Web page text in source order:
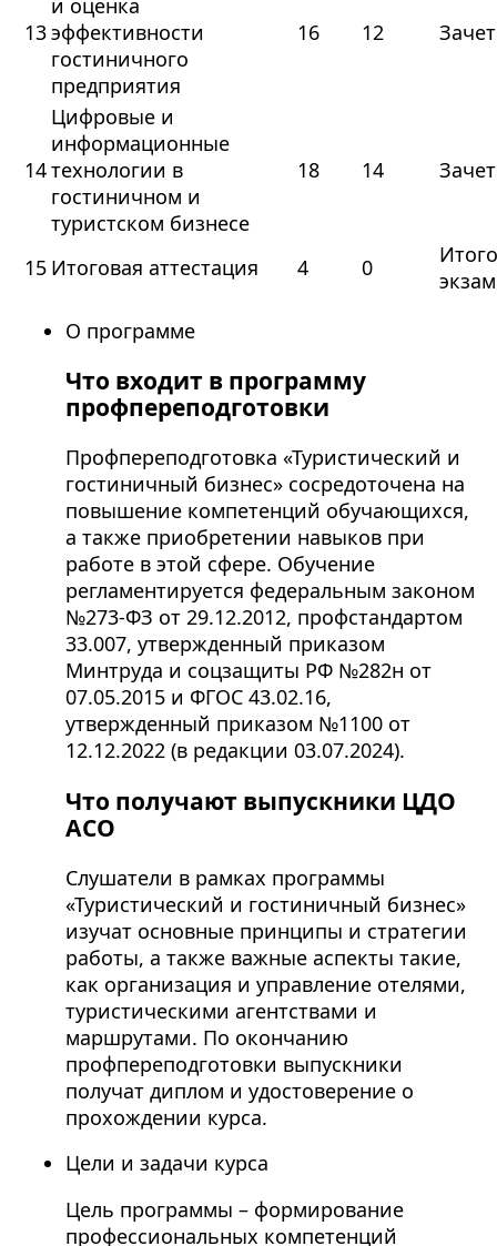
13
и оценка
эффективности
гостиничного
предприятия
16 12 Зачет
14
Цифровые и
информационные
технологии в
гостиничном и
туристском бизнесе
18 14 Зачет
15 Итоговая аттестация 4 0
О программе
Что входит в программу
профпереподготовки
Профпереподготовка «Туристический и
гостиничный бизнес» сосредоточена на
повышение компетенций обучающихся,
а также приобретении навыков при
работе в этой сфере. Обучение
регламентируется федеральным законом
№273-ФЗ от 29.12.2012, профстандартом
33.007, утвержденный приказом
Минтруда и соцзащиты РФ №282н от
07.05.2015 и ФГОС 43.02.16,
утвержденный приказом №1100 от
12.12.2022 (в редакции 03.07.2024).
Что получают выпускники ЦДО
АСО
Слушатели в рамках программы
«Туристический и гостиничный бизнес»
изучат основные принципы и стратегии
работы, а также важные аспекты такие,
как организация и управление отелями,
туристическими агентствами и
маршрутами. По окончанию
профпереподготовки выпускники
получат диплом и удостоверение о
прохождении курса.
Цели и задачи курса
Цель программы – формирование
профессиональных компетенций